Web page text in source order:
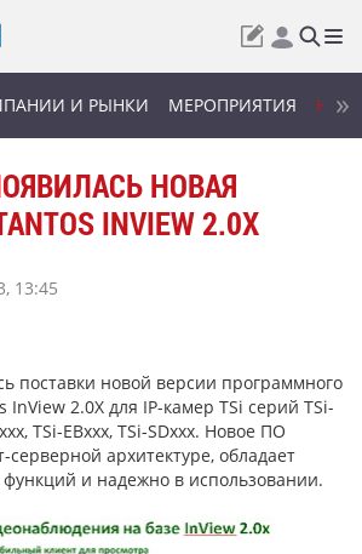
И РЫНКИ МЕРОПРИЯТИЯ
НОВАЯ
INVIEW 2.0X
13:45
поставки новой версии программного
InView 2.0X для IP-камер TSi серий TSi-
TSi-EBxxx, TSi-SDxxx. Новое ПО
серверной архитектуре, обладает
и надежно в использовании.